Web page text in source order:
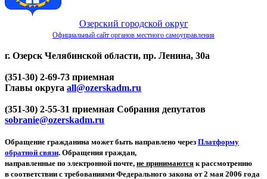
Озерский городской округ
Официальный сайт органов местного самоуправления
г. Озерск Челябинской области, пр. Ленина, 30а
(351-30) 2-69-73 приемная
Главы округа all@ozerskadm.ru
(351-30) 2-55-31 приемная Собрания депутатов
sobranie@ozerskadm.ru
Обращение гражданина может быть направлено через Платформу
обратной связи. Обращения граждан,
направленные по электронной почте, не принимаются к рассмотрению
в соответствии с требованиями Федерального закона от 2 мая 2006 года